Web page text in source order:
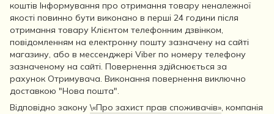
коштів Інформування про отримання товару неналежної
якості повинно бути виконано в перші 24 години після
отримання товару Клієнтом телефонним дзвінком,
повідомленням на електронну пошту зазначену на сайті
магазину, або в мессенджері Viber по номеру телефону
зазначеному на сайті. Повернення здійснюється за
рахунок Отримувача. Виконання повернення виключно
доставкою "Нова пошта".
Відповідно закону\«Про захист прав споживачів», компанія